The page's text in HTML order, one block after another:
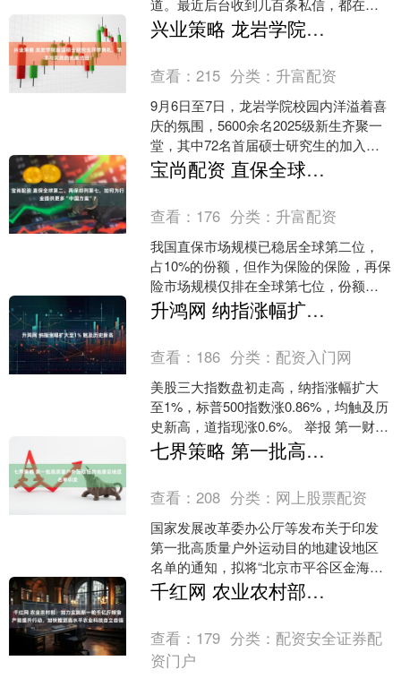
道。最近后台收到几百条私信，都在
问“哪些机构性价比高”“怎么避开营销陷
阱”。作为混迹教育行业....
兴业策略 龙岩学院首届硕士研究生开学典礼，学术与实践的完美结合！
查看：215 分类： 升富配资
9月6日至7日，龙岩学院校园内洋溢着喜
庆的氛围，5600余名2025级新生齐聚一
堂，其中72名首届硕士研究生的加入，
标志着该校正式开启“本科教育+研究生教
育”的....
宝尚配资 直保全球第二、再保却列第七，如何为行业提供更多“中国方案”？
查看： 176 分类： 升富配资
我国直保市场规模已稳居全球第二位，
占10%的份额，但作为保险的保险，再保
险市场规模仅排在全球第七位，份额只
占4%，与直保相比略显失衡。 上述数据
来自近日召开的2....
升鸿网 纳指涨幅扩大至1% 触及历史新高
查看： 186 分类： 配资入门网
美股三大指数盘初走高，纳指涨幅扩大
至1%，标普500指数涨0.86%，均触及历
史新高，道指现涨0.6%。 举报 第一财经
广告合作，请点击这里此内容为第一财
经原创....
七界策略 第一批高质量户外运动目的地建设地区名单印发
查看：208 分类： 网上股票配资
国家发展改革委办公厅等发布关于印发
第一批高质量户外运动目的地建设地区
名单的通知，拟将“北京市平谷区金海湖
户外运动目的地”等49个目的地纳入高质
量户外运动目的地建....
千红网 农业农村部：加力实施新一轮千亿斤粮食产能提升行动，加快推进高水平农业科技自立自强
查看： 179 分类： 配资安全证券配
资门户